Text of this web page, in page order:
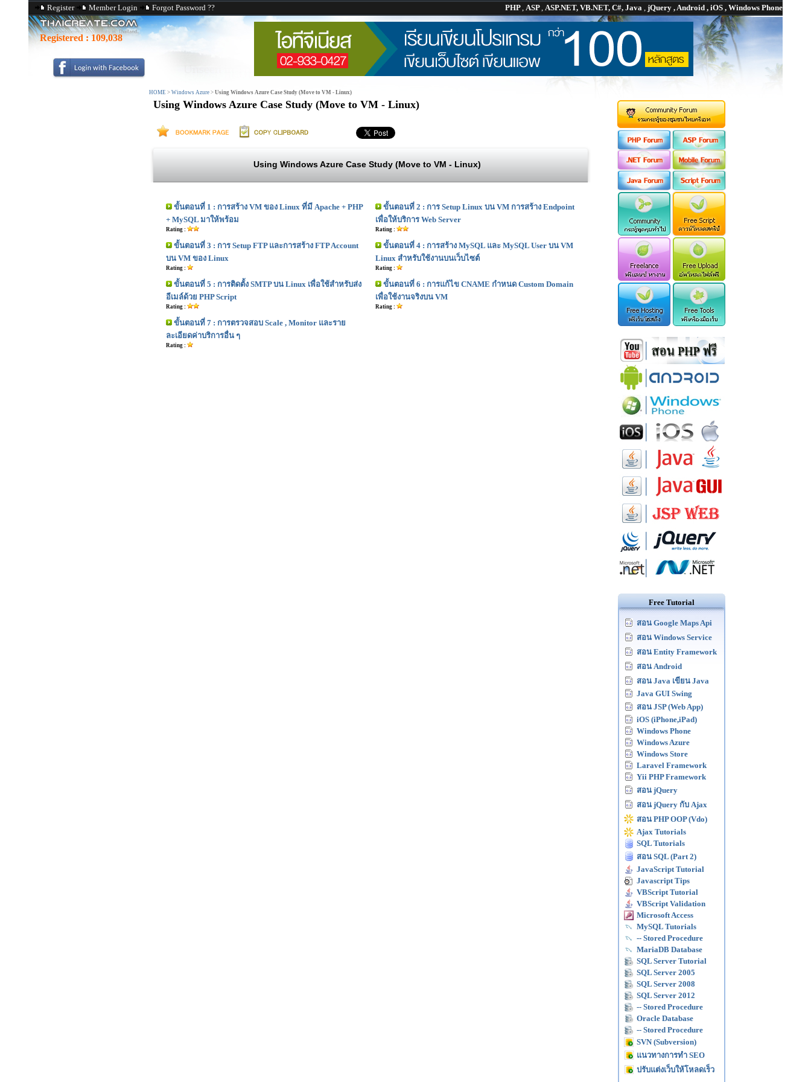
Register Member Login Forgot Password ?? PHP, ASP, ASP.NET, VB.NET, C#, Java , jQuery , Android , iOS , Windows Phone
Registered : 109,038
HOME > Windows Azure > Using Windows Azure Case Study (Move to VM - Linux)
Using Windows Azure Case Study (Move to VM - Linux)
Using Windows Azure Case Study (Move to VM - Linux)
ขั้นตอนที่ 1 : การสร้าง VM ของ Linux ที่มี Apache + PHP
+ MySQL มาให้พร้อม
Rating :
ขั้นตอนที่ 2 : การ Setup Linux บน VM การสร้าง Endpoint
เพื่อให้บริการ Web Server
Rating :
ขั้นตอนที่ 3 : การ Setup FTP และการสร้าง FTP Account
บน VM ของ Linux
Rating :
ขั้นตอนที่ 4 : การสร้าง MySQL และ MySQL User บน VM
Linux สำหรับใช้งานบนเว็บไซต์
Rating :
ขั้นตอนที่ 5 : การติดตั้ง SMTP บน Linux เพื่อใช้สำหรับส่ง
อีเมล์ด้วย PHP Script
Rating :
ขั้นตอนที่ 6 : การแก้ไข CNAME กำหนด Custom Domain
เพื่อใช้งานจริงบน VM
Rating :
ขั้นตอนที่ 7 : การตรวจสอบ Scale , Monitor และราย
ละเอียดค่าบริการอื่น ๆ
Rating :
Free Tutorial
สอน Google Maps Api
สอน Windows Service
สอน Entity Framework
สอน Android
สอน Java เขียน Java
Java GUI Swing
สอน JSP (Web App)
iOS (iPhone,iPad)
Windows Phone
Windows Azure
Windows Store
Laravel Framework
Yii PHP Framework
สอน jQuery
สอน jQuery กับ Ajax
สอน PHP OOP (Vdo)
Ajax Tutorials
SQL Tutorials
สอน SQL (Part 2)
JavaScript Tutorial
Javascript Tips
VBScript Tutorial
VBScript Validation
Microsoft Access
MySQL Tutorials
-- Stored Procedure
MariaDB Database
SQL Server Tutorial
SQL Server 2005
SQL Server 2008
SQL Server 2012
-- Stored Procedure
Oracle Database
-- Stored Procedure
SVN (Subversion)
แนวทางการทำ SEO
ปรับแต่งเว็บให้โหลดเร็ว